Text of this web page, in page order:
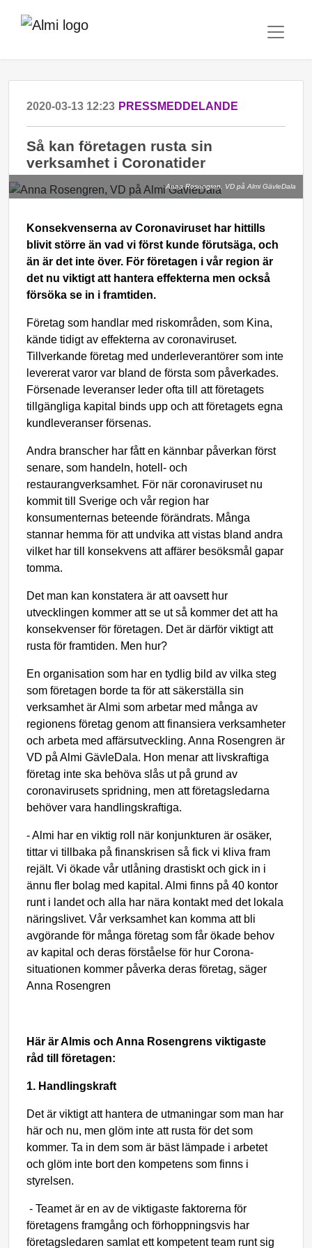
2020-03-13 12:23 PRESSMEDDELANDE
Så kan företagen rusta sin
verksamhet i Coronatider
Anna Rosengren, VD på Almi GävleDala
Konsekvenserna av Coronaviruset har hittills
blivit större än vad vi först kunde förutsäga, och
än är det inte över. För företagen i vår region är
det nu viktigt att hantera effekterna men också
försöka se in i framtiden.
Företag som handlar med riskområden, som Kina,
kände tidigt av effekterna av coronaviruset.
Tillverkande företag med underleverantörer som inte
levererat varor var bland de första som påverkades.
Försenade leveranser leder ofta till att företagets
tillgängliga kapital binds upp och att företagets egna
kundleveranser försenas.
Andra branscher har fått en kännbar påverkan först
senare, som handeln, hotell- och
restaurangverksamhet. För när coronaviruset nu
kommit till Sverige och vår region har
konsumenternas beteende förändrats. Många
stannar hemma för att undvika att vistas bland andra
vilket har till konsekvens att affärer besöksmål gapar
tomma.
Det man kan konstatera är att oavsett hur
utvecklingen kommer att se ut så kommer det att ha
konsekvenser för företagen. Det är därför viktigt att
rusta för framtiden. Men hur?
En organisation som har en tydlig bild av vilka steg
som företagen borde ta för att säkerställa sin
verksamhet är Almi som arbetar med många av
regionens företag genom att finansiera verksamheter
och arbeta med affärsutveckling. Anna Rosengren är
VD på Almi GävleDala. Hon menar att livskraftiga
företag inte ska behöva slås ut på grund av
coronavirusets spridning, men att företagsledarna
behöver vara handlingskraftiga.
- Almi har en viktig roll när konjunkturen är osäker,
tittar vi tillbaka på finanskrisen så fick vi kliva fram
rejält. Vi ökade vår utlåning drastiskt och gick in i
ännu fler bolag med kapital. Almi finns på 40 kontor
runt i landet och alla har nära kontakt med det lokala
näringslivet. Vår verksamhet kan komma att bli
avgörande för många företag som får ökade behov
av kapital och deras förståelse för hur Corona-
situationen kommer påverka deras företag, säger
Anna Rosengren
Här är Almis och Anna Rosengrens viktigaste
råd till företagen:
1. Handlingskraft
Det är viktigt att hantera de utmaningar som man har
här och nu, men glöm inte att rusta för det som
kommer. Ta in dem som är bäst lämpade i arbetet
och glöm inte bort den kompetens som finns i
styrelsen.
- Teamet är en av de viktigaste faktorerna för
företagens framgång och förhoppningsvis har
företagsledaren samlat ett kompetent team runt sig